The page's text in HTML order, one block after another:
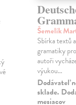
Šemelík
Sbírka textů
gramatiky
autoři
výukou...
Dodávateľ
sklade.
mesiacov